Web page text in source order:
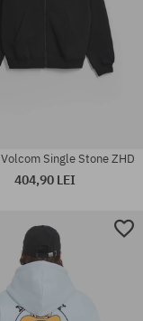
Single Stone ZHD
404,90 LEI